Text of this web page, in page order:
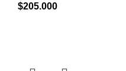
$205.000